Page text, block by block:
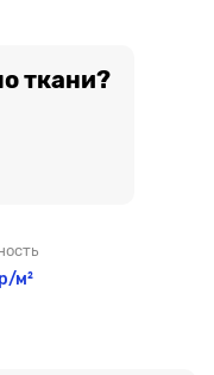
ткани?
м²